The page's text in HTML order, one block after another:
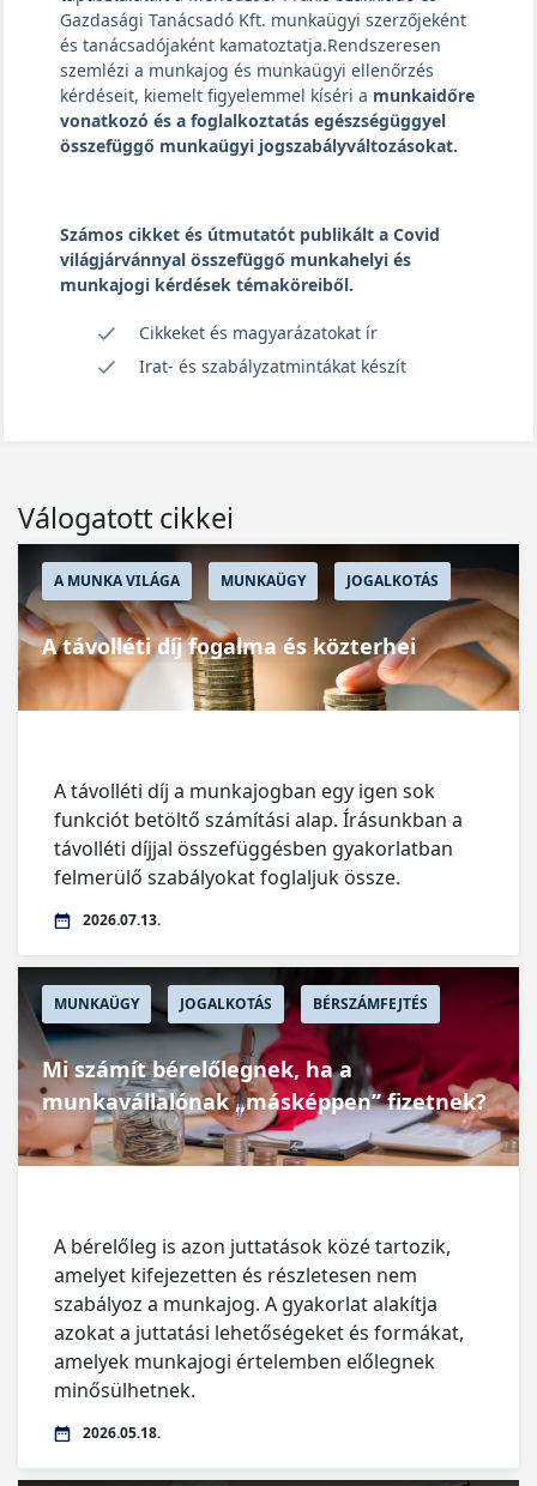
Gazdasági Tanácsadó Kft. munkaügyi szerzőjeként
és tanácsadójaként kamatoztatja.Rendszeresen
szemlézi a munkajog és munkaügyi ellenőrzés
kérdéseit, kiemelt figyelemmel kíséri a munkaidőre
vonatkozó és a foglalkoztatás egészségüggyel
összefüggő munkaügyi jogszabályváltozásokat.
Számos cikket és útmutatót publikált a Covid
világjárvánnyal összefüggő munkahelyi és
munkajogi kérdések témaköreiből.
Cikkeket és magyarázatokat ír
Irat- és szabályzatmintákat készít
Válogatott cikkei
A MUNKA VILÁGA MUNKAÜGY JOGALKOTÁS
A távolléti díj fogalma és közterhei
A távolléti díj a munkajogban egy igen sok
funkciót betöltő számítási alap. Írásunkban a
távolléti díjjal összefüggésben gyakorlatban
felmerülő szabályokat foglaljuk össze.
2026.07.13.
MUNKAÜGY JOGALKOTÁS BÉRSZÁMFEJTÉS
Mi számít bérelőlegnek, ha a
munkavállalónak „másképpen” fizetnek?
A bérelőleg is azon juttatások közé tartozik,
amelyet kifejezetten és részletesen nem
szabályoz a munkajog. A gyakorlat alakítja
azokat a juttatási lehetőségeket és formákat,
amelyek munkajogi értelemben előlegnek
minősülhetnek.
2026.05.18.